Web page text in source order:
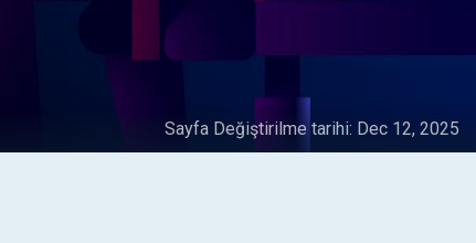
Sayfa Değiştirilme tarihi: Dec 12, 2025